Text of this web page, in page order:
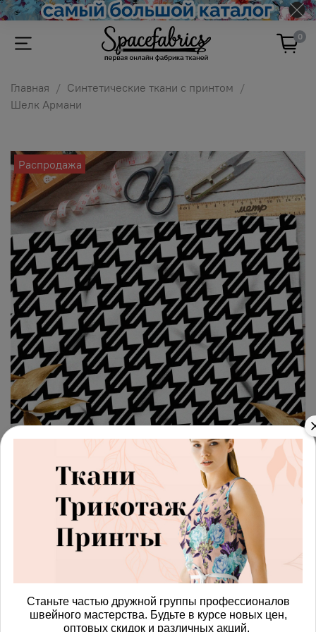
0
Главная
Синтетические ткани с принтом
Шелк Армани
Распродажа
(0) арт.4287449_armani
Ткань шелк Армани гусиная
лапка
Получить доступ к оптовым ценам
В корзину
Станьте частью дружной группы профессионалов
швейного мастерства. Будьте в курсе новых цен,
оптовых скидок и различных акций.